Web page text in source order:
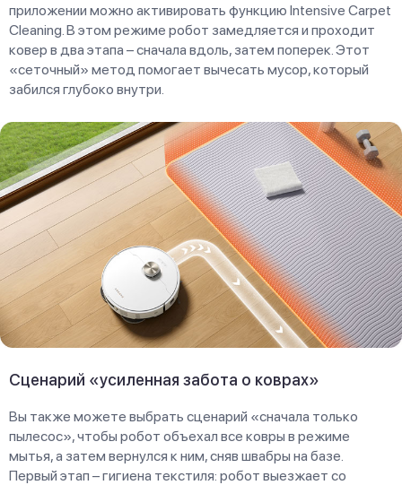
приложении можно активировать функцию Intensive Carpet
Cleaning. В этом режиме робот замедляется и проходит
ковер в два этапа – сначала вдоль, затем поперек. Этот
«сеточный» метод помогает вычесать мусор, который
забился глубоко внутри.
Сценарий «усиленная забота о коврах»
Вы также можете выбрать сценарий «сначала только
пылесос», чтобы робот объехал все ковры в режиме
мытья, а затем вернулся к ним, сняв швабры на базе.
Первый этап – гигиена текстиля: робот выезжает со